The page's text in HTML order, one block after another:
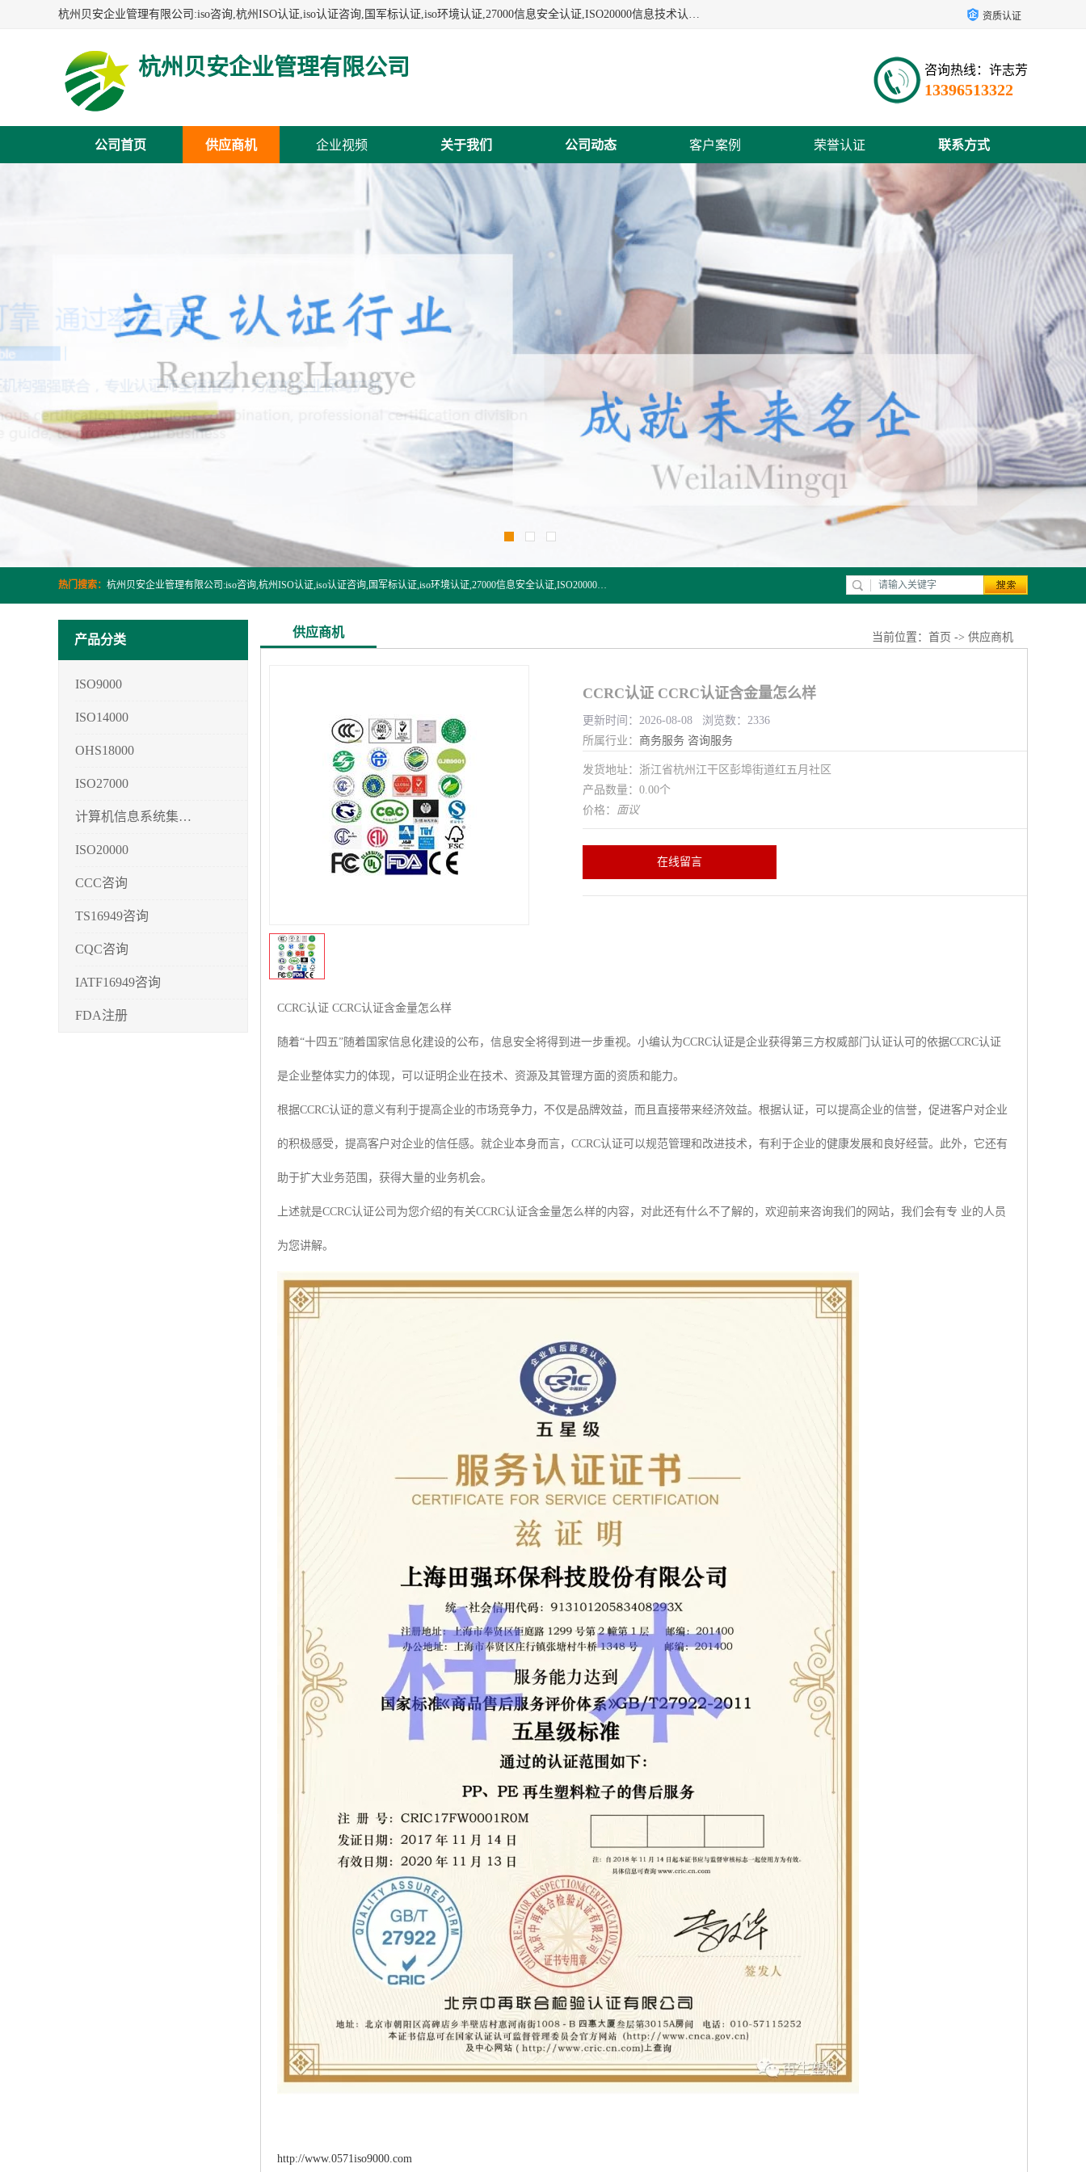
杭州贝安企业管理有限公司:iso咨询,杭州ISO认证,iso认证咨询,国军标认证,iso环境认证,27000信息安全认证,ISO20000信息技术认证,口罩检测报告,32610检测报告,CCRC认证,ISO50001认证,ITSS认证,两化融合认证,出口口罩检测报告等认证代理服务,本公司有近10年的体系咨询经验,能业务覆盖范围南到海南三亚北到新疆阿克苏. 资质认证
杭州贝安企业管理有限公司 咨询热线：许志芳
13396513322
公司首页 供应商机 企业视频 关于我们 公司动态 客户案例 荣誉认证 联系方式
热门搜索： 杭州贝安企业管理有限公司:iso咨询,杭州ISO认证,iso认证咨询,国军标认证,iso环境认证,27000信息安全认证,ISO20000信息技术认证,口罩检测报告,32610检测报告,CCRC认证,ISO50001认证,ITSS认证,两化融合认证,出口口罩检测报告等认证代理服务,本公司有近10年的体系咨询经验,能业务覆盖范围南到海南三亚北到新疆阿克苏.
产品分类
ISO9000
ISO14000
OHS18000
ISO27000
计算机信息系统集成3/4/5
ISO20000
CCC咨询
TS16949咨询
CQC咨询
IATF16949咨询
FDA注册
供应商机 当前位置： 首页 -> 供应商机
CCRC认证 CCRC认证含金量怎么样
更新时间：2026-08-08 浏览数：2336
所属行业： 商务服务 咨询服务
发货地址：浙江省杭州江干区彭埠街道红五月社区
产品数量：0.00个
价格： 面议
在线留言
CCRC认证 CCRC认证含金量怎么样
随着“十四五”随着国家信息化建设的公布，信息安全将得到进一步重视。小编认为CCRC认证是企业获得第三方权威部门认证认可的依据CCRC认证
是企业整体实力的体现，可以证明企业在技术、资源及其管理方面的资质和能力。
根据CCRC认证的意义有利于提高企业的市场竞争力，不仅是品牌效益，而且直接带来经济效益。根据认证，可以提高企业的信誉，促进客户对企业
的积极感受，提高客户对企业的信任感。就企业本身而言，CCRC认证可以规范管理和改进技术，有利于企业的健康发展和良好经营。此外，它还有
助于扩大业务范围，获得大量的业务机会。
上述就是CCRC认证公司为您介绍的有关CCRC认证含金量怎么样的内容，对此还有什么不了解的，欢迎前来咨询我们的网站，我们会有专 业的人员
为您讲解。
http://www.0571iso9000.com